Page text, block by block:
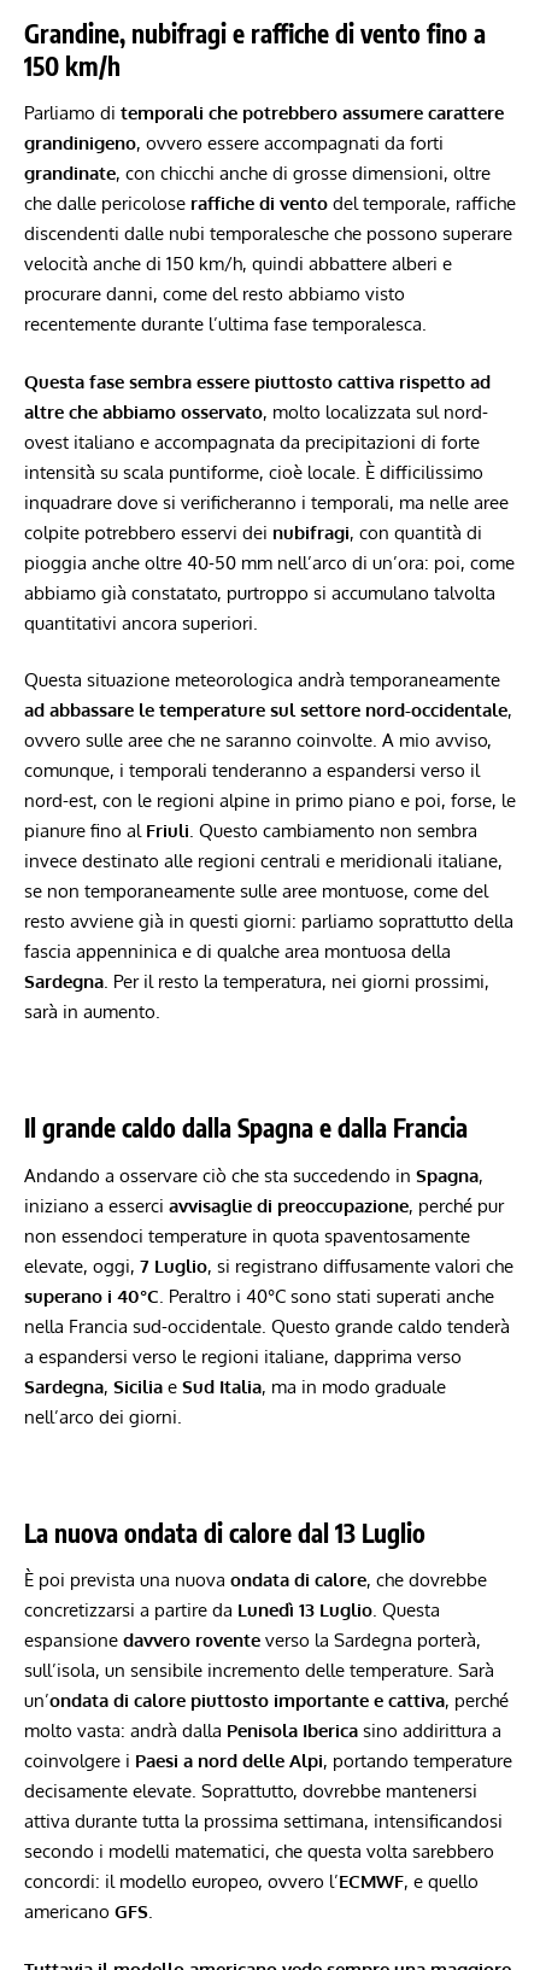
Grandine, nubifragi e raffiche di vento fino a
150 km/h
Parliamo di temporali che potrebbero assumere carattere
grandinigeno, ovvero essere accompagnati da forti
grandinate, con chicchi anche di grosse dimensioni, oltre
che dalle pericolose raffiche di vento del temporale, raffiche
discendenti dalle nubi temporalesche che possono superare
velocità anche di 150 km/h, quindi abbattere alberi e
procurare danni, come del resto abbiamo visto
recentemente durante l’ultima fase temporalesca.
Questa fase sembra essere piuttosto cattiva rispetto ad
altre che abbiamo osservato, molto localizzata sul nord-
ovest italiano e accompagnata da precipitazioni di forte
intensità su scala puntiforme, cioè locale. È difficilissimo
inquadrare dove si verificheranno i temporali, ma nelle aree
colpite potrebbero esservi dei nubifragi, con quantità di
pioggia anche oltre 40-50 mm nell’arco di un’ora: poi, come
abbiamo già constatato, purtroppo si accumulano talvolta
quantitativi ancora superiori.
Questa situazione meteorologica andrà temporaneamente
ad abbassare le temperature sul settore nord-occidentale,
ovvero sulle aree che ne saranno coinvolte. A mio avviso,
comunque, i temporali tenderanno a espandersi verso il
nord-est, con le regioni alpine in primo piano e poi, forse, le
pianure fino al Friuli. Questo cambiamento non sembra
invece destinato alle regioni centrali e meridionali italiane,
se non temporaneamente sulle aree montuose, come del
resto avviene già in questi giorni: parliamo soprattutto della
fascia appenninica e di qualche area montuosa della
Sardegna. Per il resto la temperatura, nei giorni prossimi,
sarà in aumento.
Il grande caldo dalla Spagna e dalla Francia
Andando a osservare ciò che sta succedendo in Spagna,
iniziano a esserci avvisaglie di preoccupazione, perché pur
non essendoci temperature in quota spaventosamente
elevate, oggi, 7 Luglio, si registrano diffusamente valori che
superano i 40°C . Peraltro i 40°C sono stati superati anche
nella Francia sud-occidentale . Questo grande caldo tenderà
a espandersi verso le regioni italiane, dapprima verso
Sardegna, Sicilia e Sud Italia, ma in modo graduale
nell’arco dei giorni.
La nuova ondata di calore dal 13 Luglio
È poi prevista una nuova ondata di calore, che dovrebbe
concretizzarsi a partire da Lunedì 13 Luglio. Questa
espansione davvero rovente verso la Sardegna porterà,
sull’isola, un sensibile incremento delle temperature. Sarà
un’ondata di calore piuttosto importante e cattiva, perché
molto vasta: andrà dalla Penisola Iberica sino addirittura a
coinvolgere i Paesi a nord delle Alpi, portando temperature
decisamente elevate. Soprattutto, dovrebbe mantenersi
attiva durante tutta la prossima settimana, intensificandosi
secondo i modelli matematici, che questa volta sarebbero
concordi: il modello europeo, ovvero l’ECMWF, e quello
americano GFS.